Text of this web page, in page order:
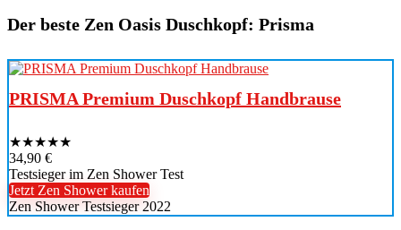
Der beste Zen Oasis Duschkopf: Prisma
PRISMA Premium Duschkopf Handbrause
★★★★★
34,90 €
Testsieger im Zen Shower Test
Jetzt Zen Shower kaufen
Zen Shower Testsieger 2022